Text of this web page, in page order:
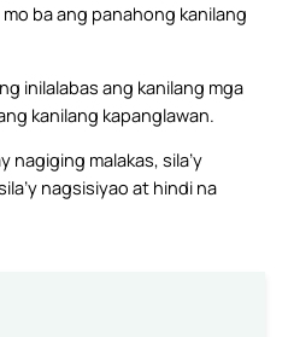
ba ang panahong kanilang
inilalabas ang kanilang mga
kanilang kapanglawan.
nagiging malakas, sila’y
nagsisiyao at hindi na